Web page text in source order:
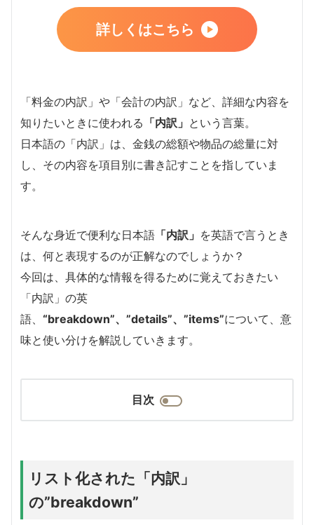
詳しくはこちら
「料金の内訳」や「会計の内訳」など、詳細な内容を
知りたいときに使われる 「内訳」 という言葉。
日本語の「内訳」は、金銭の総額や物品の総量に対
し、その内容を項目別に書き記すことを指していま
す。
そんな身近で便利な日本語 「内訳」 を英語で言うとき
は、何と表現するのが正解なのでしょうか？
今回は、具体的な情報を得るために覚えておきたい
「内訳」の英
語、 “breakdown”、”details”、”items”について、意
味と使い分けを解説していきます。
目次
リスト化された「内訳」
の”breakdown”